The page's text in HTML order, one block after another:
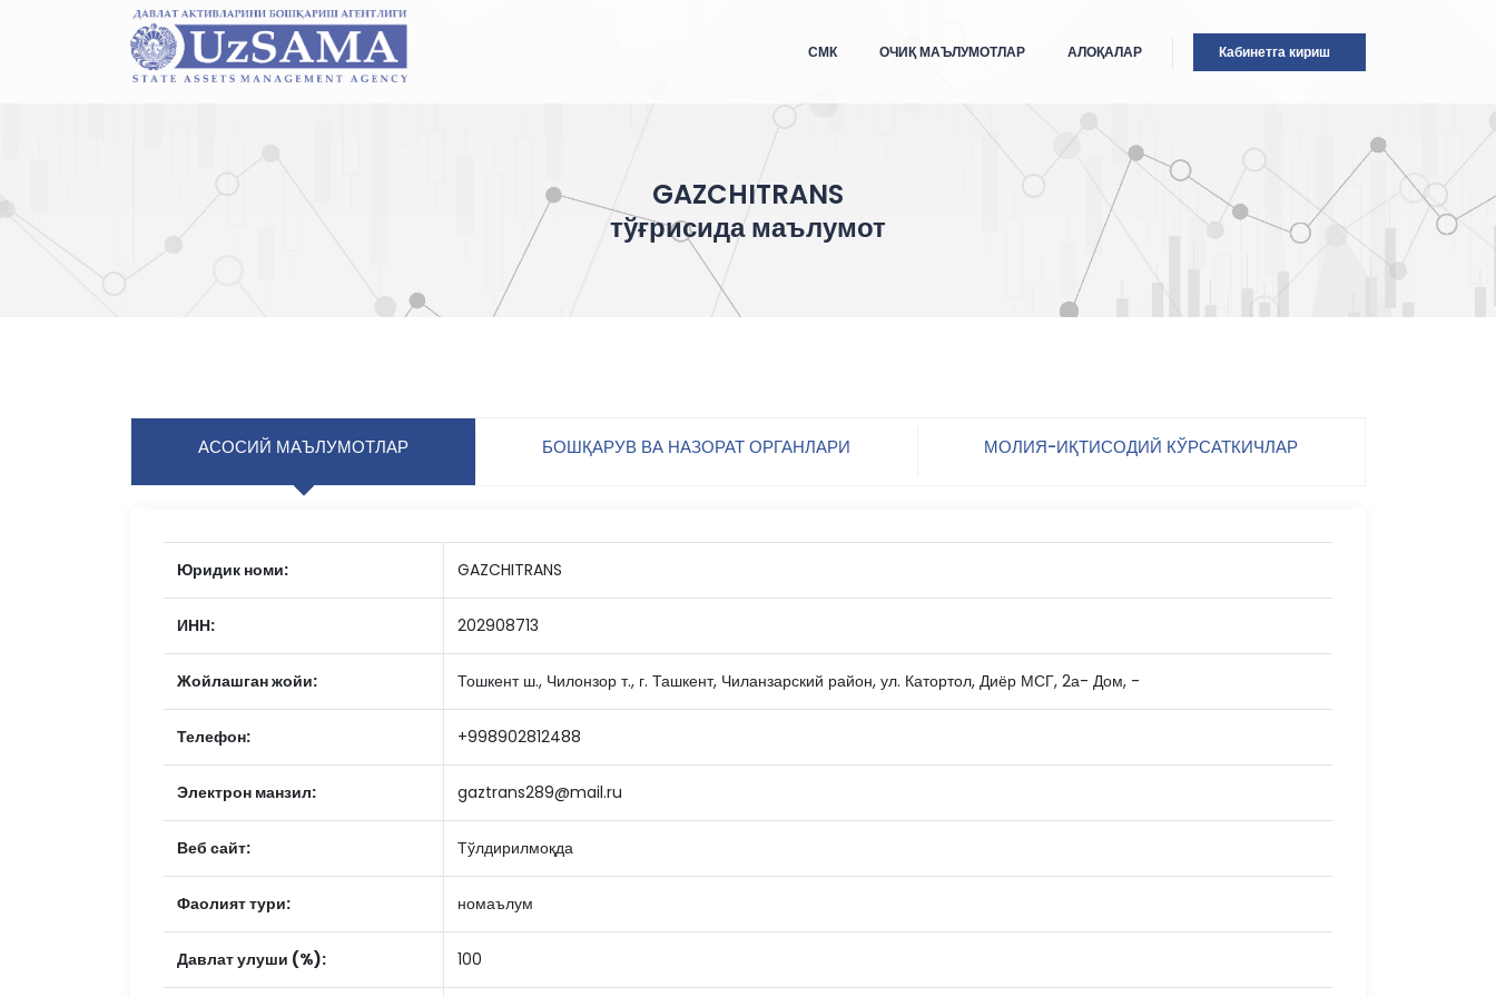
Кабинетга кириш
СМК ОЧИҚ МАЪЛУМОТЛАР АЛОҚАЛАР
GAZCHITRANS
тўғрисида маълумот
АСОСИЙ МАЪЛУМОТЛАР БОШҚАРУВ ВА НАЗОРАТ ОРГАНЛАРИ МОЛИЯ-ИҚТИСОДИЙ КЎРСАТКИЧЛАР
Юридик номи: GAZCHITRANS
ИНН: 202908713
Жойлашган жойи: Тошкент ш., Чилонзор т., г. Ташкент, Чиланзарский район, ул. Катортол, Диёр МСГ, 2а- Дом, -
Телефон: +998902812488
Электрон манзил: gaztrans289@mail.ru
Веб сайт: Тўлдирилмоқда
Фаолият тури: номаълум
Давлат улуши (%): 100